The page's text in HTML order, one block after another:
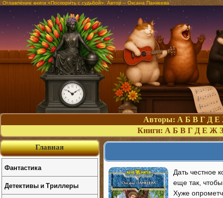
Оглавление книги «Поспорить с судьбой». Автор – Оксана Панкеева
Авторы: А Б В Г Д Е
Книги: А Б В Г Д Е Ж З
Дать честное
еще так,
Хуже
Главная
Фантастика
Детективы и Триллеры